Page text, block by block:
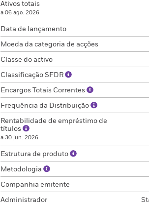
Ativos totais
a 06 ago. 2026
Data de lançamento
Moeda da categoria de acções
Classe do activo
Classificação SFDR
Encargos Totais Correntes
Frequência da Distribuição
Rentabilidade de empréstimo de
títulos
a 30 jun. 2026
Estrutura de produto
Metodologia
Companhia emitente
Administrador